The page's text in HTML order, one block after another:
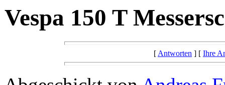
Vespa 150 T
[Antworten ] [ Ihre